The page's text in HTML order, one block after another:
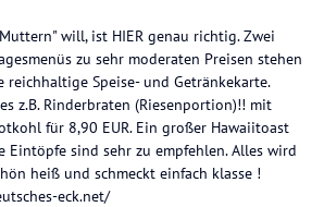
will, ist HIER genau richtig. Zwei
zu sehr moderaten Preisen stehen
reichhaltige Speise- und Getränkekarte.
z.B. Rinderbraten (Riesenportion)!! mit
für 8,90 EUR. Ein großer Hawaiitoast
Eintöpfe sind sehr zu empfehlen. Alles wird
heiß und schmeckt einfach klasse !
eck.net/